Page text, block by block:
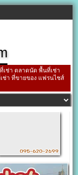
เช่า ตลาดนัด พื้นที่เช่า
ช่า ที่ขายของ แฟรนไชส์